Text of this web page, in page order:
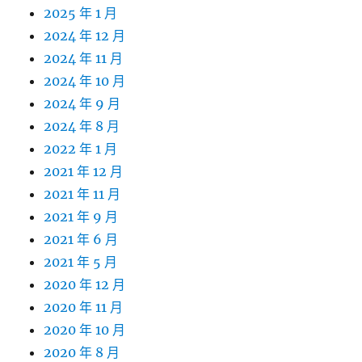
2025 年 1 月
2024 年 12 月
2024 年 11 月
2024 年 10 月
2024 年 9 月
2024 年 8 月
2022 年 1 月
2021 年 12 月
2021 年 11 月
2021 年 9 月
2021 年 6 月
2021 年 5 月
2020 年 12 月
2020 年 11 月
2020 年 10 月
2020 年 8 月